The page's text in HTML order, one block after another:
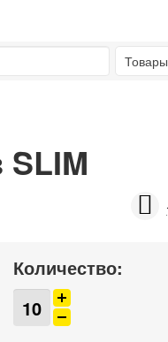
Товары
Количество: